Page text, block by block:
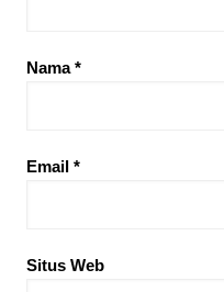
Nama*
Email *
Situs Web